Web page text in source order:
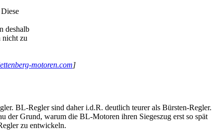
deshalb
nicht zu
motoren.com]
BL-Regler sind daher i.d.R. deutlich teurer als Bürsten-Regler.
der Grund, warum die BL-Motoren ihren Siegeszug erst so spät
zu entwickeln.